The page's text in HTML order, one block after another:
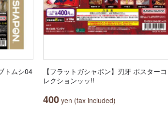
トムシ04
【フラットガシャポン】刃牙 ポスターコ
レクションッッ!!
400 yen (tax included)